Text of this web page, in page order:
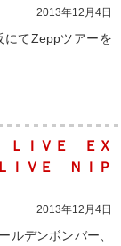
2013年12月4日
にてZeppツアーを
ＬＩＶＥ ＥＸ
ＶＥ ＮＩＰ
2013年12月4日
ルデンボンバー、